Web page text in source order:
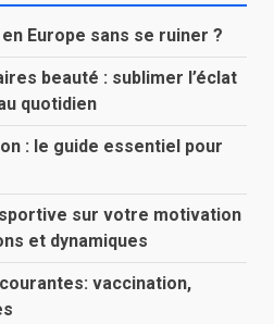
Europe sans se ruiner ?
beauté : sublimer l’éclat
quotidien
: le guide essentiel pour
sportive sur votre motivation
et dynamiques
vaccination,